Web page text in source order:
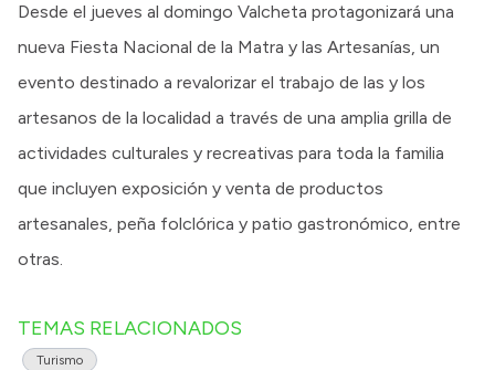
Desde el jueves al domingo Valcheta protagonizará una
nueva Fiesta Nacional de la Matra y las Artesanías, un
evento destinado a revalorizar el trabajo de las y los
artesanos de la localidad a través de una amplia grilla de
actividades culturales y recreativas para toda la familia
que incluyen exposición y venta de productos
artesanales, peña folclórica y patio gastronómico, entre
otras.
TEMAS RELACIONADOS
Turismo